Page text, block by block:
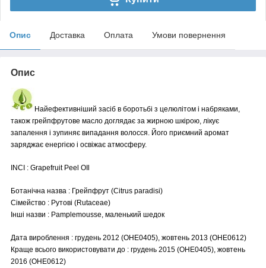
Опис Доставка Оплата Умови повернення
Опис
Найефективніший засіб в боротьбі з целюлітом і набряками,
також грейпфрутове масло доглядає за жирною шкірою, лікує
запалення і зупиняє випадання волосся. Його приємний аромат
заряджає енергією і освіжає атмосферу.
INCI : Grapefruit Peel OIl
Ботанічна назва : Грейпфрут (Citrus paradisi)
Сімейство : Рутові (Rutaceae)
Інші назви : Pamplemousse, маленький шедок
Дата вироблення : грудень 2012 (OHE0405), жовтень 2013 (OHE0612)
Краще всього використовувати до : грудень 2015 (OHE0405), жовтень
2016 (OHE0612)